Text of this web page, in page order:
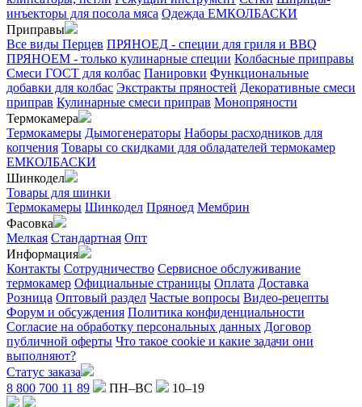
инъекторы для посола мяса Одежда ЕМКОЛБАСКИ
Приправы
Все виды Перцев ПРЯНОЕД - специи для гриля и BBQ
ПРЯНОЕМ - только кулинарные специи Колбасные приправы
Смеси ГОСТ для колбас Панировки Функциональные
добавки для колбас Экстракты пряностей Декоративные смеси
приправ Кулинарные смеси приправ Монопряности
Термокамера
Термокамеры Дымогенераторы Наборы расходников для
копчения Товары со скидками для обладателей термокамер
ЕМКОЛБАСКИ
Шинкодел
Товары для шинки
Термокамеры Шинкодел Пряноед Мембрин
Фасовка
Мелкая Стандартная Опт
Информация
Контакты Сотрудничество Сервисное обслуживание
термокамер Официальные страницы Оплата Доставка
Розница Оптовый раздел Частые вопросы Видео-рецепты
Форум и обсуждения Политика конфиденциальности
Согласие на обработку персональных данных Договор
публичной оферты Что такое cookie и какие задачи они
выполняют?
Статус заказа
8 800 700 11 89
ПН–ВС 10–19